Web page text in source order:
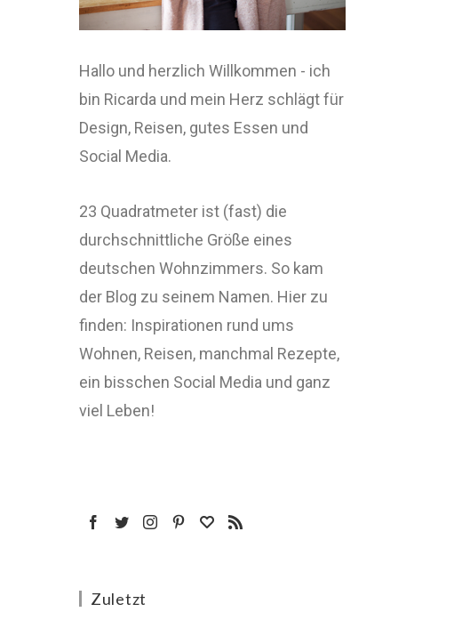
Hallo und herzlich Willkommen - ich
bin Ricarda und mein Herz schlägt für
Design, Reisen, gutes Essen und
Social Media.
23 Quadratmeter ist (fast) die
durchschnittliche Größe eines
deutschen Wohnzimmers. So kam
der Blog zu seinem Namen. Hier zu
finden: Inspirationen rund ums
Wohnen, Reisen, manchmal Rezepte,
ein bisschen Social Media und ganz
viel Leben!
Zuletzt